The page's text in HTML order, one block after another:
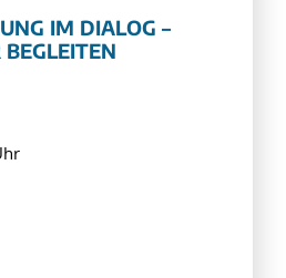
IM DIALOG –
BEGLEITEN